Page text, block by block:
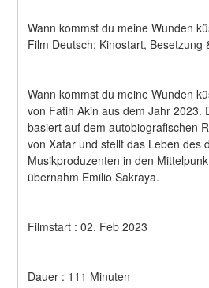
Wann kommst du meine Wunden
Film Deutsch: Kinostart, Besetzung
Wann kommst du meine Wunden
von Fatih Akin aus dem Jahr 2023.
basiert auf dem autobiografischen
von Xatar und stellt das Leben des
Musikproduzenten in den
übernahm Emilio Sakraya.
Filmstart : 02. Feb 2023
Dauer : 111 Minuten